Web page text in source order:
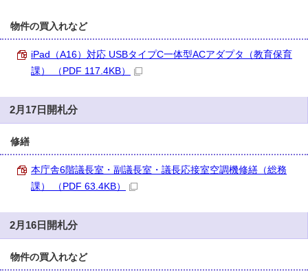
物件の買入れなど
iPad（A16）対応 USBタイプC一体型ACアダプタ（教育保育
課） （PDF 117.4KB）
2月17日開札分
修繕
本庁舎6階議長室・副議長室・議長応接室空調機修繕（総務
課） （PDF 63.4KB）
2月16日開札分
物件の買入れなど